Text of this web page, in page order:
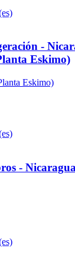
-
Eskimo)
Eskimo)
-